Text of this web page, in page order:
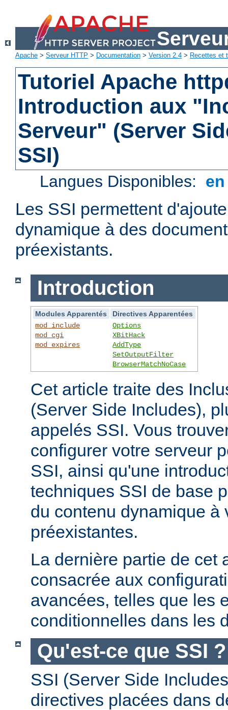
Apache > Serveur HTTP > Documentation > Version 2.4 > Recettes et
Tutoriel Apache
Introduction aux
Serveur" (Server
SSI)
Langues Disponibles:
Les SSI permettent
dynamique à des
préexistants.
Introduction
Modules Apparentés
Directives Apparentées
mod_include
mod_cgi
mod_expires
Options
XBitHack
AddType
SetOutputFilter
BrowserMatchNoCase
Cet article traite des
(Server Side Includes),
appelés SSI. Vous
configurer votre serveur
SSI, ainsi qu'une
techniques SSI de base
du contenu dynamique à
préexistantes.
La dernière partie de cet
consacrée aux
avancées, telles que les
conditionnelles dans les
Qu'est-ce que SSI ?
SSI (Server Side
directives placées dans